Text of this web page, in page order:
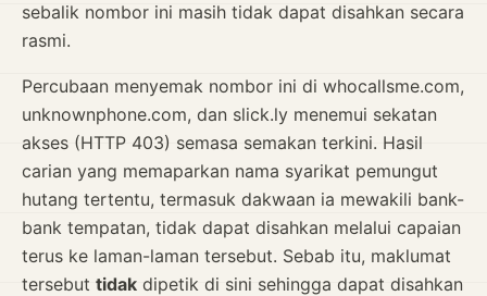
sebalik nombor ini masih tidak dapat disahkan secara
rasmi.
Percubaan menyemak nombor ini di whocallsme.com,
unknownphone.com, dan slick.ly menemui sekatan
akses (HTTP 403) semasa semakan terkini. Hasil
carian yang memaparkan nama syarikat pemungut
hutang tertentu, termasuk dakwaan ia mewakili bank-
bank tempatan, tidak dapat disahkan melalui capaian
terus ke laman-laman tersebut. Sebab itu, maklumat
tersebut tidak dipetik di sini sehingga dapat disahkan